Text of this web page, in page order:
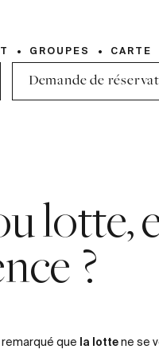
GROUPES CARTE
Demande de
lotte,
?
remarqué que la lotte ne se